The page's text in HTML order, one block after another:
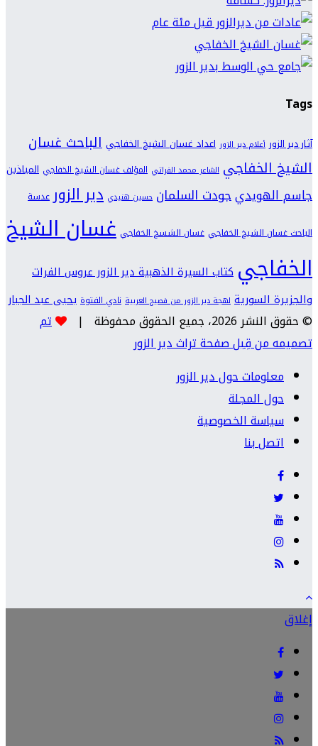
Tags
آثار دير الزور أعلام دير الزور اعداد غسان الشيخ الخفاجي الباحث غسان
الشيخ الخفاجي الشاعر محمد الفراتي المؤلف غسان الشيخ الخفاجي المياذين
جاسم الهويديجودت السلمان حسين هنيدي دير الزور عدسة
الباحث غسان الشيخ الخفاجي غسان الشسخ الخفاجي غسان الشيخ
الخفاجي كتاب السيرة الذهبية دير الزور عروس الفرات
والجزيرة السورية لهجة دير الزور من فصيح العربية نادي الفتوة يحيى عبد الجبار
© حقوق النشر 2026، جميع الحقوق محفوظة |
تم
تصميمه من قِبل صفحة تراث دير الزور
معلومات حول دير الزور
حول المجلة
سياسة الخصوصية
اتصل بنا
إغلاق